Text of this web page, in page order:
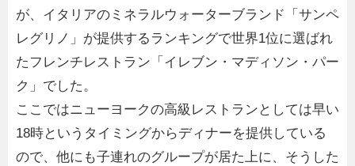
が、イタリアのミネラルウォーターブランド「サンペ
レグリノ」が提供するランキングで世界1位に選ばれ
たフレンチレストラン「イレブン・マディソン・パー
ク」でした。
ここではニューヨークの高級レストランとしては早い
18時というタイミングからディナーを提供している
ので、他にも子連れのグループが居た上に、そうした